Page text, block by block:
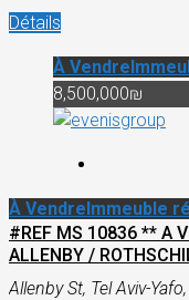
Détails
À Vendre
8,500,000₪
À VendreImmeuble
#REF MS 10836 ** A
ALLENBY /
Allenby St, Tel Aviv-